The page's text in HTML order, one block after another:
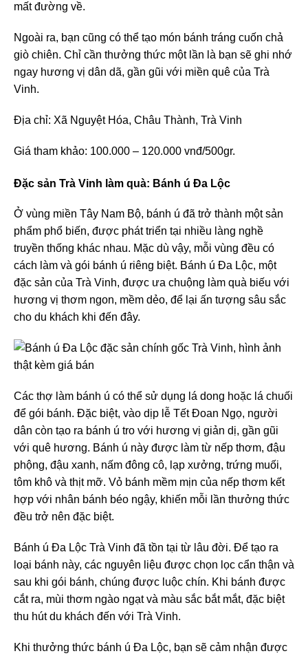
mất đường về.
Ngoài ra, bạn cũng có thể tạo món bánh tráng cuốn chả
giò chiên. Chỉ cần thưởng thức một lần là bạn sẽ ghi nhớ
ngay hương vị dân dã, gần gũi với miền quê của Trà
Vinh.
Địa chỉ: Xã Nguyệt Hóa, Châu Thành, Trà Vinh
Giá tham khảo: 100.000 – 120.000 vnđ/500gr.
Đặc sản Trà Vinh làm quà: Bánh ú Đa Lộc
Ở vùng miền Tây Nam Bộ, bánh ú đã trở thành một sản
phẩm phổ biến, được phát triển tại nhiều làng nghề
truyền thống khác nhau. Mặc dù vậy, mỗi vùng đều có
cách làm và gói bánh ú riêng biệt. Bánh ú Đa Lộc, một
đặc sản của Trà Vinh, được ưa chuộng làm quà biếu với
hương vị thơm ngon, mềm dẻo, để lại ấn tượng sâu sắc
cho du khách khi đến đây.
Các thợ làm bánh ú có thể sử dụng lá dong hoặc lá chuối
để gói bánh. Đặc biệt, vào dịp lễ Tết Đoan Ngọ, người
dân còn tạo ra bánh ú tro với hương vị giản dị, gần gũi
với quê hương. Bánh ú này được làm từ nếp thơm, đậu
phộng, đậu xanh, nấm đông cô, lạp xưởng, trứng muối,
tôm khô và thịt mỡ. Vỏ bánh mềm mịn của nếp thơm kết
hợp với nhân bánh béo ngậy, khiến mỗi lần thưởng thức
đều trở nên đặc biệt.
Bánh ú Đa Lộc Trà Vinh đã tồn tại từ lâu đời. Để tạo ra
loại bánh này, các nguyên liệu được chọn lọc cẩn thận và
sau khi gói bánh, chúng được luộc chín. Khi bánh được
cắt ra, mùi thơm ngào ngạt và màu sắc bắt mắt, đặc biệt
thu hút du khách đến với Trà Vinh.
Khi thưởng thức bánh ú Đa Lộc, bạn sẽ cảm nhận được